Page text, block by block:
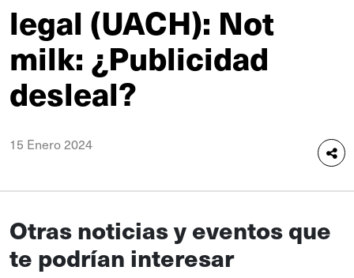
legal (UACH): Not
milk: ¿Publicidad
desleal?
15 Enero 2024
Otras noticias y eventos que
te podrían interesar